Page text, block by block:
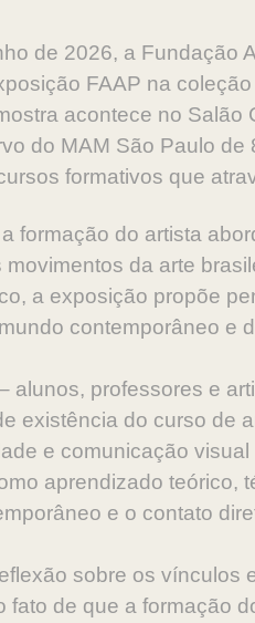
de 2026, a Fundação
FAAP na
acontece no Salão
do MAM São Paulo
formativos que
formação do artista
da arte
a exposição propõe
contemporâneo e
alunos, professores e
existência do curso de
e comunicação
aprendizado teórico,
e o contato
sobre os vínculos
fato de que a formação